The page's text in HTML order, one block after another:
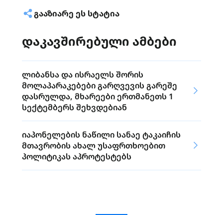
ᲒᲐᲐᲖᲘᲐᲠᲔ ᲔᲡ ᲡᲢᲐᲢᲘᲐ
დაკავშირებული ამბები
ლიბანსა და ისრაელს შორის
მოლაპარაკებები გარღვევის გარეშე
დასრულდა, მხარეები ერთმანეთს 1
სექტემბერს შეხვდებიან
იაპონელების ნაწილი სანაე ტაკაიჩის
მთავრობის ახალ უსაფრთხოებით
პოლიტიკას აპროტესტებს